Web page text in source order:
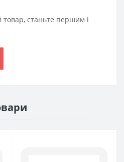
станьте першим і